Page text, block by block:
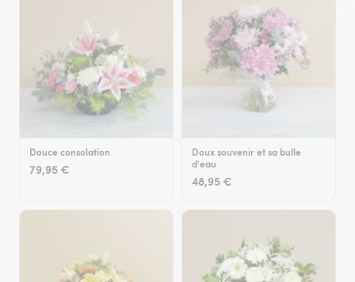
Douce consolation
79,95 €
Doux souvenir et sa bulle
d'eau
48,95 €